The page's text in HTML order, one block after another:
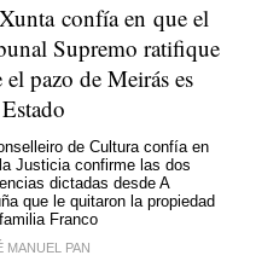
confía en que el
Supremo ratifique
el pazo de Meirás es
de Cultura confía en
Justicia confirme las dos
dictadas desde A
que le quitaron la propiedad
Franco
MANUEL PAN